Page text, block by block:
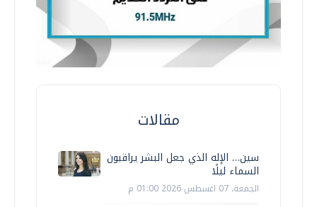
مقالات
سين… الإله الذي جعل البشر يراقبون
السماء ليلًا
الجمعة، 07 اغسطس 2026 01:00 م